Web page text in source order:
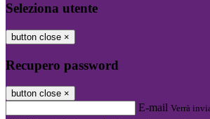
Seleziona utente
button close ×
Recupero password
button close ×
E-mail Verrà